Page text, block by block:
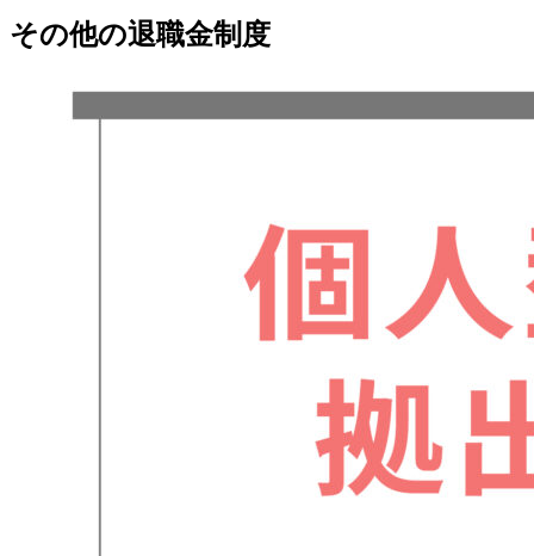
その他の退職金制度